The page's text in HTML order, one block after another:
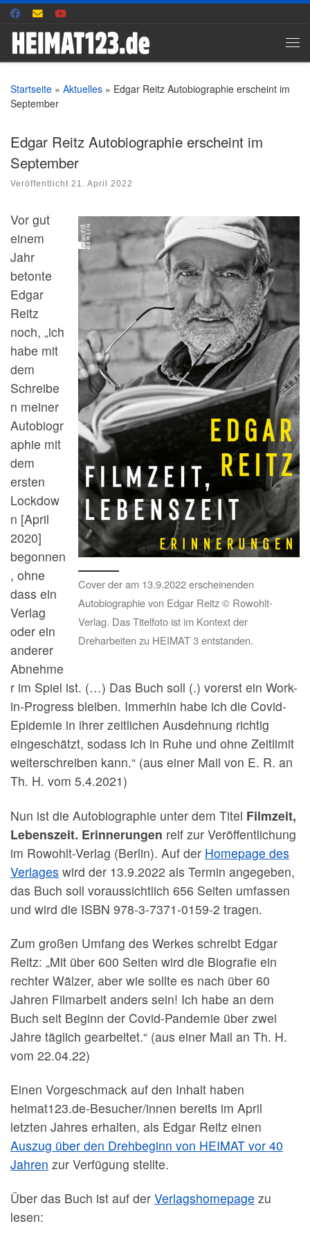
Zum Inhalt springen
Startseite » Aktuelles » Edgar Reitz Autobiographie erscheint im
September
Edgar Reitz Autobiographie erscheint im
September
Veröffentlicht 21. April 2022
Cover der am 13.9.2022 erscheinenden
Autobiographie von Edgar Reitz © Rowohlt-
Verlag. Das Titelfoto ist im Kontext der
Dreharbeiten zu HEIMAT 3 entstanden.
Vor gut
einem
Jahr
betonte
Edgar
Reitz
noch, „ich
habe mit
dem
Schreibe
n meiner
Autobiogr
aphie mit
dem
ersten
Lockdow
n [April
2020]
begonnen
, ohne
dass ein
Verlag
oder ein
anderer
Abnehme
r im Spiel ist. (…) Das Buch soll (.) vorerst ein Work-
in-Progress bleiben. Immerhin habe ich die Covid-
Epidemie in ihrer zeitlichen Ausdehnung richtig
eingeschätzt, sodass ich in Ruhe und ohne Zeitlimit
weiterschreiben kann.“ (aus einer Mail von E. R. an
Th. H. vom 5.4.2021)
Nun ist die Autobiographie unter dem Titel Filmzeit,
Lebenszeit. Erinnerungen reif zur Veröffentlichung
im Rowohlt-Verlag (Berlin). Auf der Homepage des
Verlages wird der 13.9.2022 als Termin angegeben,
das Buch soll voraussichtlich 656 Seiten umfassen
und wird die ISBN 978-3-7371-0159-2 tragen.
Zum großen Umfang des Werkes schreibt Edgar
Reitz: „Mit über 600 Seiten wird die Biografie ein
rechter Wälzer, aber wie sollte es nach über 60
Jahren Filmarbeit anders sein! Ich habe an dem
Buch seit Beginn der Covid-Pandemie über zwei
Jahre täglich gearbeitet.“ (aus einer Mail an Th. H.
vom 22.04.22)
Einen Vorgeschmack auf den Inhalt haben
heimat123.de-Besucher/innen bereits im April
letzten Jahres erhalten, als Edgar Reitz einen
Auszug über den Drehbeginn von HEIMAT vor 40
Jahren zur Verfügung stellte.
Über das Buch ist auf der Verlagshomepage zu
lesen: